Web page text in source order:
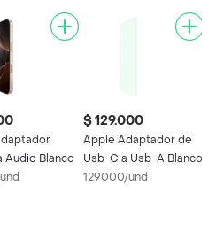
Audio Blanco
$ 129.000
Apple Adaptador de
Usb-C a Usb-A Blanco
129000/und